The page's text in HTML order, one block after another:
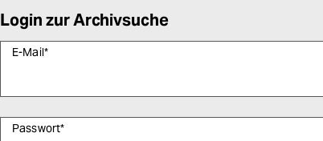
Login zur Archivsuche
E-Mail*
Passwort*